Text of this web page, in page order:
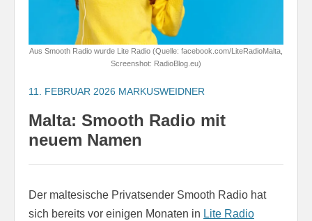
Aus Smooth Radio wurde Lite Radio (Quelle: facebook.com/LiteRadioMalta,
Screenshot: RadioBlog.eu)
11. FEBRUAR 2026 MARKUSWEIDNER
Malta: Smooth Radio mit
neuem Namen
Der maltesische Privatsender Smooth Radio hat
sich bereits vor einigen Monaten in Lite Radio